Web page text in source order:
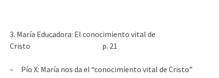
3. María Educadora: El conocimiento vital de
Cristo p. 21
– Pío X: María nos da el “conocimiento vital de Cristo”